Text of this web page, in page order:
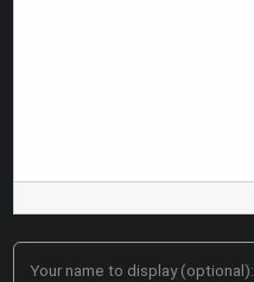
Your name to display (optional):